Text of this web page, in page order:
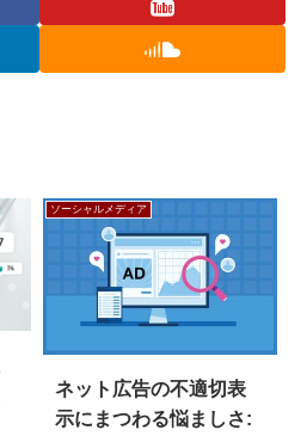
ソーシャルメディア
ネット広告の不適切表
示にまつわる悩ましさ: